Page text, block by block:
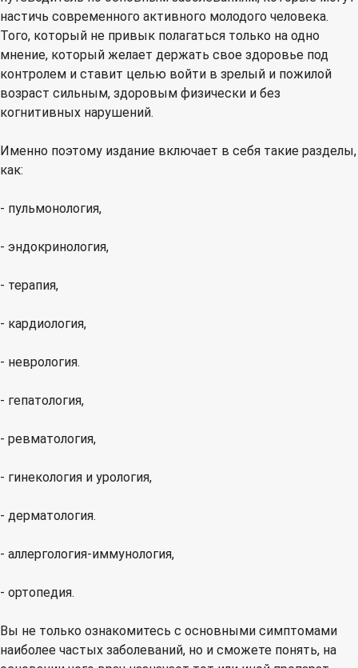
настичь современного активного молодого человека.
Того, который не привык полагаться только на одно
мнение, который желает держать свое здоровье под
контролем и ставит целью войти в зрелый и пожилой
возраст сильным, здоровым физически и без
когнитивных нарушений.
Именно поэтому издание включает в себя такие разделы,
как:
- пульмонология,
- эндокринология,
- терапия,
- кардиология,
- неврология.
- гепатология,
- ревматология,
- гинекология и урология,
- дерматология.
- аллергология-иммунология,
- ортопедия.
Вы не только ознакомитесь с основными симптомами
наиболее частых заболеваний, но и сможете понять, на